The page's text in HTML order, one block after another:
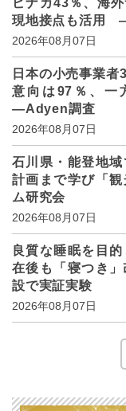
ビナカ43％、海
現地接点も活用
2026年08月07日
日本の小売事業
意向は97％、
―Adyen調査
2026年08月07日
石川県・能登地
計画まで学び「
ム研究会
2026年08月07日
良質な睡眠を目
在後も「寝つき
設で実証実験
2026年08月07日